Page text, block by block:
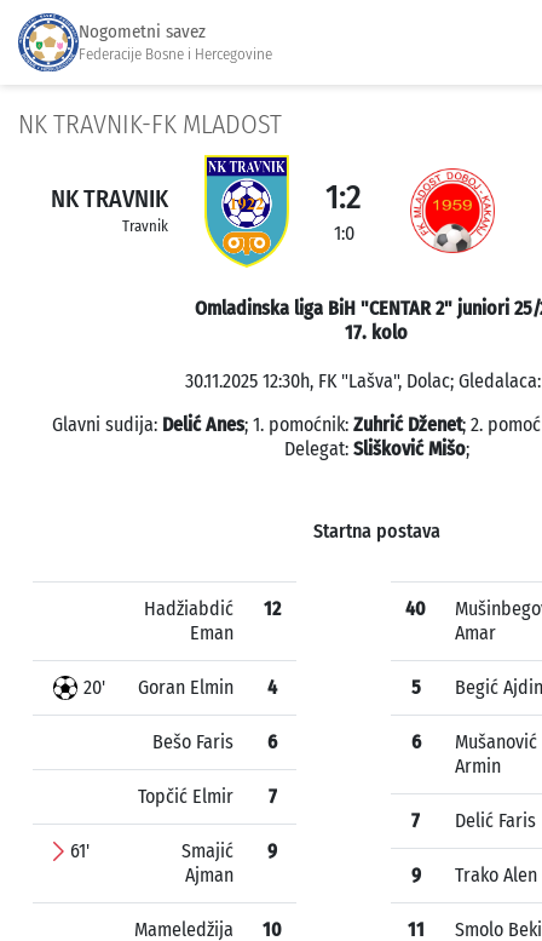
Nogometni savez
Federacije Bosne i Hercegovine
NK TRAVNIK-FK MLADOST
NK TRAVNIK
Travnik
1:2
1:0
Omladinska liga BiH "CENTAR 2" juniori
17. kolo
30.11.2025 12:30h, FK "Lašva", Dolac;
Glavni sudija: Delić Anes; 1. pomoćnik: Zuhrić Dženet; 2.
Delegat: Slišković Mišo;
Startna postava
Hadžiabdić
Eman
12
20' Goran Elmin 4
Bešo Faris 6
Topčić Elmir 7
61'
Smajić
Ajman
9
Mameledžija
10
40
Amar
5 Begić Ajdin
6
Mušanović
Armin
7 Delić Faris
9 Trako Alen
11 Smolo